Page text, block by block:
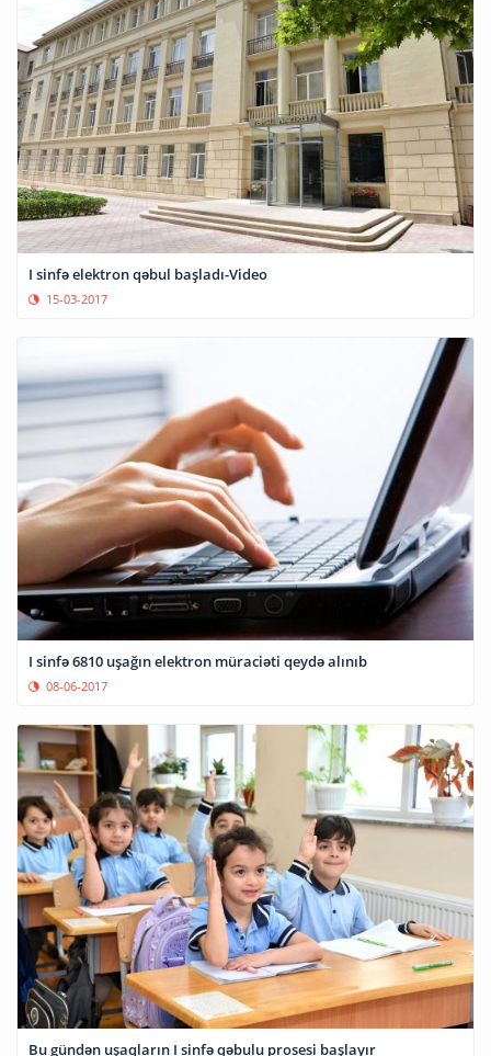
I sinfə elektron qəbul başladı-Video
15-03-2017
I sinfə 6810 uşağın elektron müraciəti qeydə alınıb
08-06-2017
Bu gündən uşaqların I sinfə qəbulu prosesi başlayır